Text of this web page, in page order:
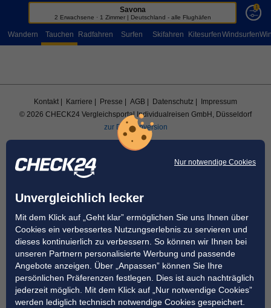
Sportreisen
Nur notwendige Cookies
Unvergleichlich lecker
Mit dem Klick auf „Geht klar” ermöglichen Sie uns Ihnen über
Cookies ein verbessertes Nutzungserlebnis zu servieren und
dieses kontinuierlich zu verbessern. So können wir Ihnen bei
unseren Partnern personalisierte Werbung und passende
Angebote anzeigen. Über „Anpassen” können Sie Ihre
persönlichen Präferenzen festlegen. Dies ist auch nachträglich
jederzeit möglich. Mit dem Klick auf „Nur notwendige Cookies”
werden lediglich technisch notwendige Cookies gespeichert.
Kontakt | Karriere | Presse | AGB | Datenschutz
| Impressum
© 2026 CHECK24 Vergleichsportal Individualreisen GmbH, Düsseldorf
zur Desktopversion
Savona
2 Erwachsene · 1 Zimmer | Deutschland - alle Flughäfen
1
Wandern Tauchen Radfahren Surfen Skifahren KitesurfenWindsurfen